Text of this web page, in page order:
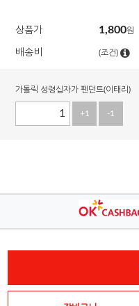
상품가 1,800원
배송비 (조건)
가톨릭 성령십자가 펜던트(이태리)
+1 -1